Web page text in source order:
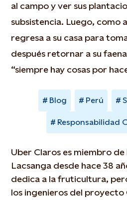
al campo y ver sus
subsistencia. Luego, como
regresa a su casa para
después retornar a su
“siempre hay cosas por
Blog Perú
Responsabilidad
Uber Claros es miembro
Lacsanga desde hace 38
dedica a la fruticultura,
los ingenieros del proyecto